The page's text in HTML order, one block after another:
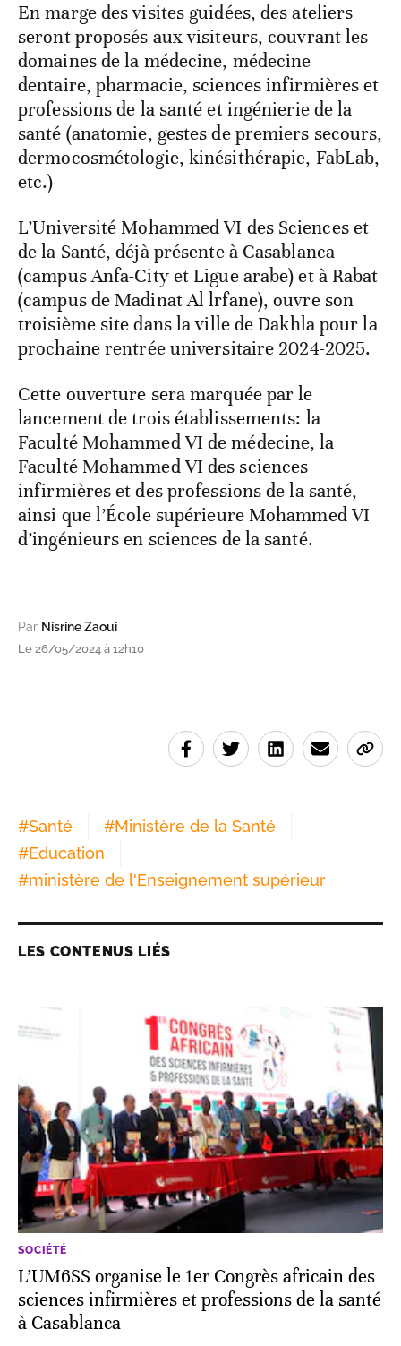
En marge des visites guidées, des ateliers
seront proposés aux visiteurs, couvrant les
domaines de la médecine, médecine
dentaire, pharmacie, sciences infirmières et
professions de la santé et ingénierie de la
santé (anatomie, gestes de premiers secours,
dermocosmétologie, kinésithérapie, FabLab,
etc.)
L’Université Mohammed VI des Sciences et
de la Santé, déjà présente à Casablanca
(campus Anfa-City et Ligue arabe) et à Rabat
(campus de Madinat Al lrfane), ouvre son
troisième site dans la ville de Dakhla pour la
prochaine rentrée universitaire 2024-2025.
Cette ouverture sera marquée par le
lancement de trois établissements: la
Faculté Mohammed VI de médecine, la
Faculté Mohammed VI des sciences
infirmières et des professions de la santé,
ainsi que l’École supérieure Mohammed VI
d’ingénieurs en sciences de la santé.
Par Nisrine Zaoui
Le 26/05/2024 à 12h10
#Santé #Ministère de la Santé
#Education
#ministère de l'Enseignement supérieur
LES CONTENUS LIÉS
SOCIÉTÉ
L’UM6SS organise le 1er Congrès africain des
sciences infirmières et professions de la santé
à Casablanca